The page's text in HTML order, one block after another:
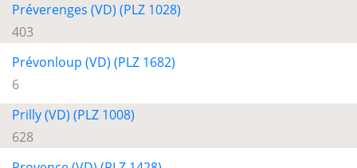
Préverenges (VD) (PLZ 1028)
403
Prévonloup (VD) (PLZ 1682)
6
Prilly (VD) (PLZ 1008)
628